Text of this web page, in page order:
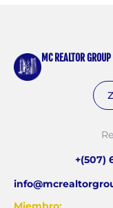
MC REALTOR GROUP
+(507)